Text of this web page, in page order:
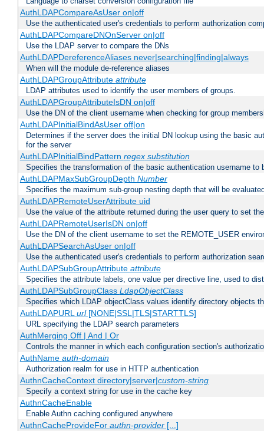
AuthLDAPCompareAsUser on|off
Use the authenticated user's credentials to perform authorization
AuthLDAPCompareDNOnServer on|off
Use the LDAP server to compare the DNs
AuthLDAPDereferenceAliases never|searching|finding|always
When will the module de-reference aliases
AuthLDAPGroupAttribute attribute
LDAP attributes used to identify the user members of groups.
AuthLDAPGroupAttributeIsDN on|off
Use the DN of the client username when checking for group
AuthLDAPInitialBindAsUser off|on
Determines if the server does the initial DN lookup using the basic
for the server
AuthLDAPInitialBindPattern regex substitution
Specifies the transformation of the basic authentication username
AuthLDAPMaxSubGroupDepth Number
Specifies the maximum sub-group nesting depth that will be
AuthLDAPRemoteUserAttribute uid
Use the value of the attribute returned during the user query to set
AuthLDAPRemoteUserIsDN on|off
Use the DN of the client username to set the REMOTE_USER
AuthLDAPSearchAsUser on|off
Use the authenticated user's credentials to perform authorization
AuthLDAPSubGroupAttribute attribute
Specifies the attribute labels, one value per directive line, used to
AuthLDAPSubGroupClass LdapObjectClass
Specifies which LDAP objectClass values identify directory objects
AuthLDAPURLurl[NONE|SSL|TLS|STARTTLS]
URL specifying the LDAP search parameters
AuthMerging Off | And | Or
Controls the manner in which each configuration section's
AuthName auth-domain
Authorization realm for use in HTTP authentication
AuthnCacheContext directory|server|custom-string
Specify a context string for use in the cache key
AuthnCacheEnable
Enable Authn caching configured anywhere
AuthnCacheProvideFor authn-provider[...]